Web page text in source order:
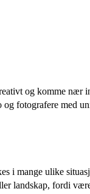
og komme nær
fotografere med
i mange ulike
landskap, fordi